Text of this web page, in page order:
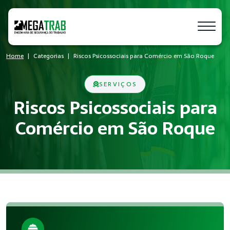
Home Categorias Riscos Psicossociais para Comércio em São Roque
SERVIÇOS
Riscos Psicossociais para
Comércio em São Roque
O que é Riscos Psicossociais?
Empresas de todos os portes que possuem empregados